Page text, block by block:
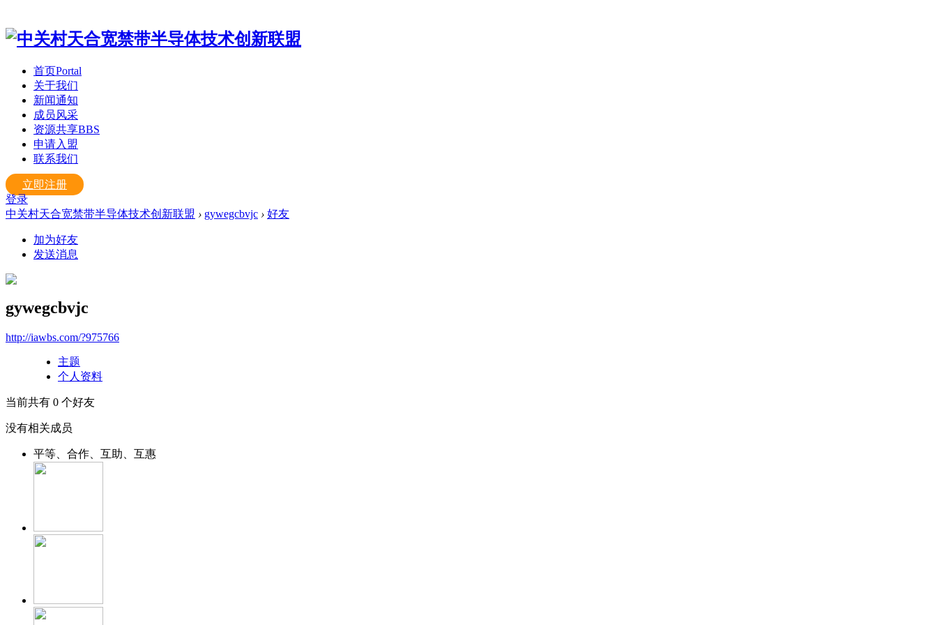
首页Portal
关于我们
新闻通知
成员风采
资源共享BBS
申请入盟
联系我们
立即注册
登录
中关村天合宽禁带半导体技术创新联盟 › gywegcbvjc › 好友
加为好友
发送消息
gywegcbvjc
http://iawbs.com/?975766
主题
个人资料
当前共有 0 个好友
没有相关成员
平等、合作、互助、互惠